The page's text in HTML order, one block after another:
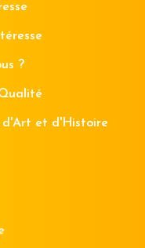
?
d'Art et d'Histoire